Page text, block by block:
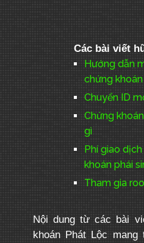
Các bài viết
Hướng dẫn
chứng khoán
Chuyển ID
Chứng
gì
Phí giao
khoán phái
Tham gia
Nội dung từ các bài
khoán Phát Lộc